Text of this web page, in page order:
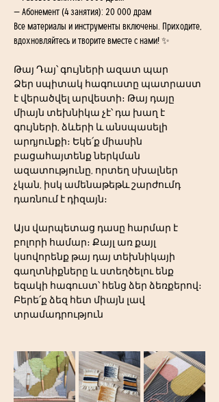
— Абонемент (4 занятия): 20 000 драм
Все материалы и инструменты включены. Приходите,
вдохновляйтесь и творите вместе с нами! ✨
Թայ Դայ՝ գույների ազատ պար
Ձեր սպիտակ հագուստը պատրաստ
է վերածվել արվեստի։ Թայ դայը
միայն տեխնիկա չէ՝ դա խաղ է
գույների, ձևերի և անսպասելի
արդյունքի։ Եկե՛ք միասին
բացահայտենք ներկման
ազատությունը, որտեղ սխալներ
չկան, իսկ ամենաթեթև շարժումդ
դառնում է դիզայն։
Այս վարպետաց դասը հարմար է
բոլորի համար։ Քայլ առ քայլ
կսովորենք թայ դայ տեխնիկայի
գաղտնիքները և ստեղծելու ենք
եզակի հագուստ՝ հենց ձեր ձեռքերով։
Բերե՛ք ձեզ հետ միայն լավ
տրամադրություն